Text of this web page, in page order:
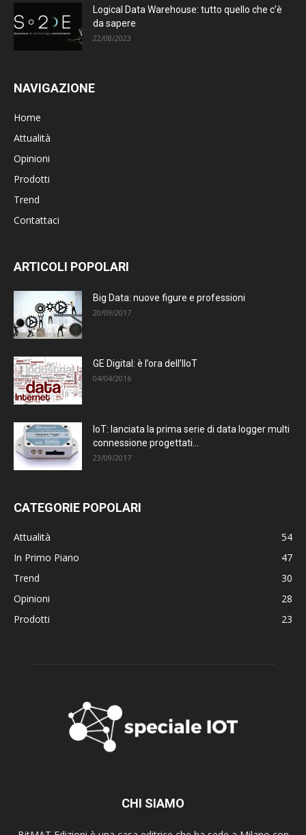
Logical Data Warehouse: tutto quello che c’è
da sapere
22/08/2023
NAVIGAZIONE
Home
Attualità
Opinioni
Prodotti
Trend
Contattaci
ARTICOLI POPOLARI
Big Data: nuove figure e professioni
20/09/2017
GE Digital: è l’ora dell’IIoT
04/04/2016
IoT: lanciata la prima serie di data logger multi
connessione progettati...
23/09/2017
CATEGORIE POPOLARI
Attualità
54
In Primo Piano
47
Trend
30
Opinioni
28
Prodotti
23
CHI SIAMO